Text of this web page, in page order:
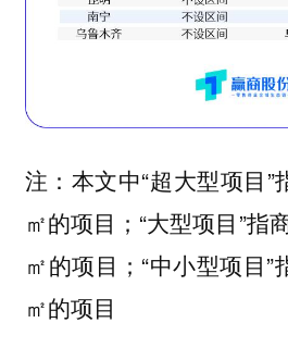
注： 本文中“超大型项目
㎡的项目；“大型项目”指
㎡的项目；“中小型项目
㎡的项目